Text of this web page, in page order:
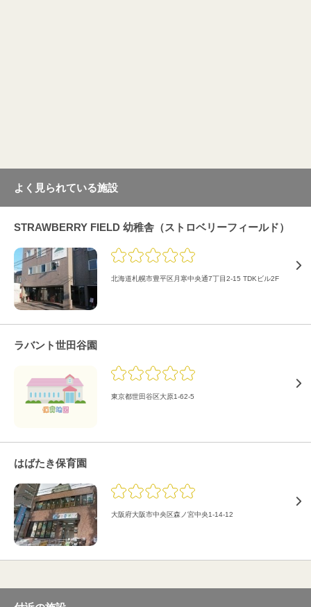
よく見られている施設
STRAWBERRY FIELD 幼稚舎（ストロベリーフィールド）
北海道札幌市豊平区月寒中央通7丁目2-15 TDKビル2F
ラバント世田谷園
東京都世田谷区大原1-62-5
はばたき保育園
大阪府大阪市中央区森ノ宮中央1-14-12